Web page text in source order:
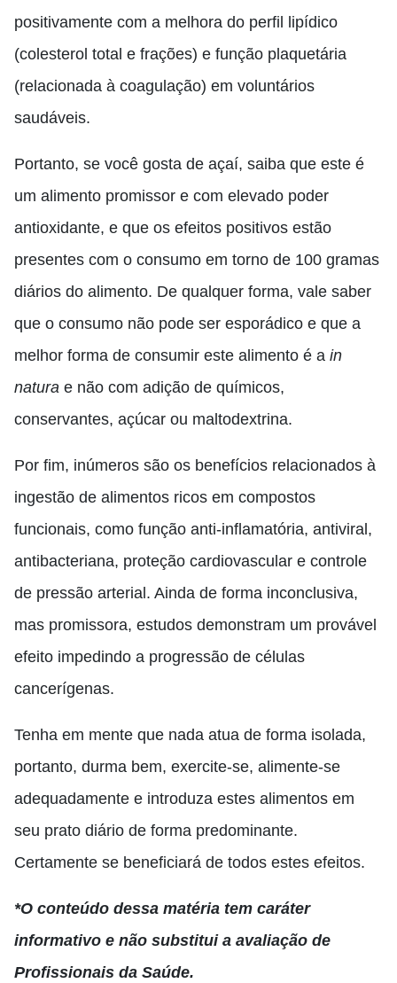
positivamente com a melhora do perfil lipídico
(colesterol total e frações) e função plaquetária
(relacionada à coagulação) em voluntários
saudáveis.
Portanto, se você gosta de açaí, saiba que este é
um alimento promissor e com elevado poder
antioxidante, e que os efeitos positivos estão
presentes com o consumo em torno de 100 gramas
diários do alimento. De qualquer forma, vale saber
que o consumo não pode ser esporádico e que a
melhor forma de consumir este alimento é a in
natura e não com adição de químicos,
conservantes, açúcar ou maltodextrina.
Por fim, inúmeros são os benefícios relacionados à
ingestão de alimentos ricos em compostos
funcionais, como função anti-inflamatória, antiviral,
antibacteriana, proteção cardiovascular e controle
de pressão arterial. Ainda de forma inconclusiva,
mas promissora, estudos demonstram um provável
efeito impedindo a progressão de células
cancerígenas.
Tenha em mente que nada atua de forma isolada,
portanto, durma bem, exercite-se, alimente-se
adequadamente e introduza estes alimentos em
seu prato diário de forma predominante.
Certamente se beneficiará de todos estes efeitos.
*O conteúdo dessa matéria tem caráter
informativo e não substitui a avaliação de
Profissionais da Saúde.